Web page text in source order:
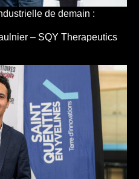
de demain :
– SQY Therapeutics